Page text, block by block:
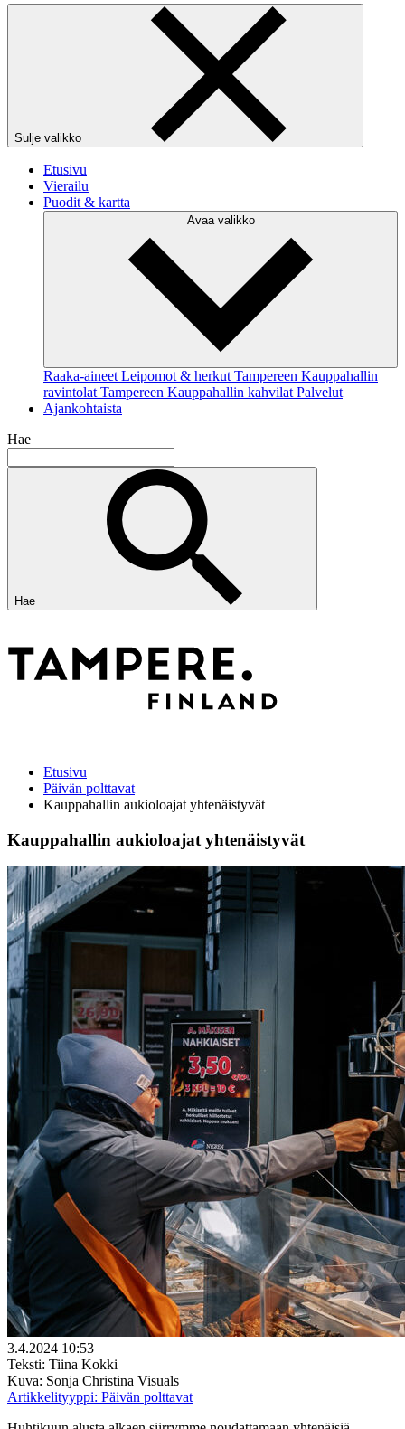
Sulje valikko
Etusivu
Vierailu
Puodit & kartta
Avaa valikko
Raaka-aineet Leipomot & herkut Tampereen Kauppahallin
ravintolat Tampereen Kauppahallin kahvilat Palvelut
Ajankohtaista
Hae
Hae
Etusivu
Päivän polttavat
Kauppahallin aukioloajat yhtenäistyvät
Kauppahallin aukioloajat yhtenäistyvät
3.4.2024 10:53
Teksti: Tiina Kokki
Kuva: Sonja Christina Visuals
Artikkelityyppi: Päivän polttavat